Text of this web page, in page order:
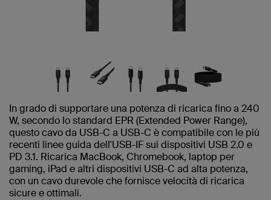
In grado di supportare una potenza di ricarica fino a 240
W, secondo lo standard EPR (Extended Power Range),
questo cavo da USB-C a USB-C è compatibile con le più
recenti linee guida dell'USB-IF sui dispositivi USB 2.0 e
PD 3.1. Ricarica MacBook, Chromebook, laptop per
gaming, iPad e altri dispositivi USB-C ad alta potenza,
con un cavo durevole che fornisce velocità di ricarica
sicure e ottimali.